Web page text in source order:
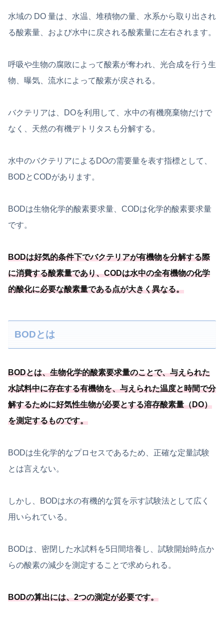
水域の DO 量は、水温、堆積物の量、水系から取り出され
る酸素量、および水中に戻される酸素量に左右されます。
呼吸や生物の腐敗によって酸素が奪われ、光合成を行う生
物、曝気、流水によって酸素が戻される。
バクテリアは、DOを利用して、水中の有機廃棄物だけで
なく、天然の有機デトリタスも分解する。
水中のバクテリアによるDOの需要量を表す指標として、
BODとCODがあります。
BODは生物化学的酸素要求量、CODは化学的酸素要求量
です。
BODは好気的条件下でバクテリアが有機物を分解する際
に消費する酸素量であり、CODは水中の全有機物の化学
的酸化に必要な酸素量である点が大きく異なる。
BODとは
BODとは、生物化学的酸素要求量のことで、与えられた
水試料中に存在する有機物を、与えられた温度と時間で分
解するために好気性生物が必要とする溶存酸素量（DO）
を測定するものです。
BODは生化学的なプロセスであるため、正確な定量試験
とは言えない。
しかし、BODは水の有機的な質を示す試験法として広く
用いられている。
BODは、密閉した水試料を5日間培養し、試験開始時点か
らの酸素の減少を測定することで求められる。
BODの算出には、2つの測定が必要です。